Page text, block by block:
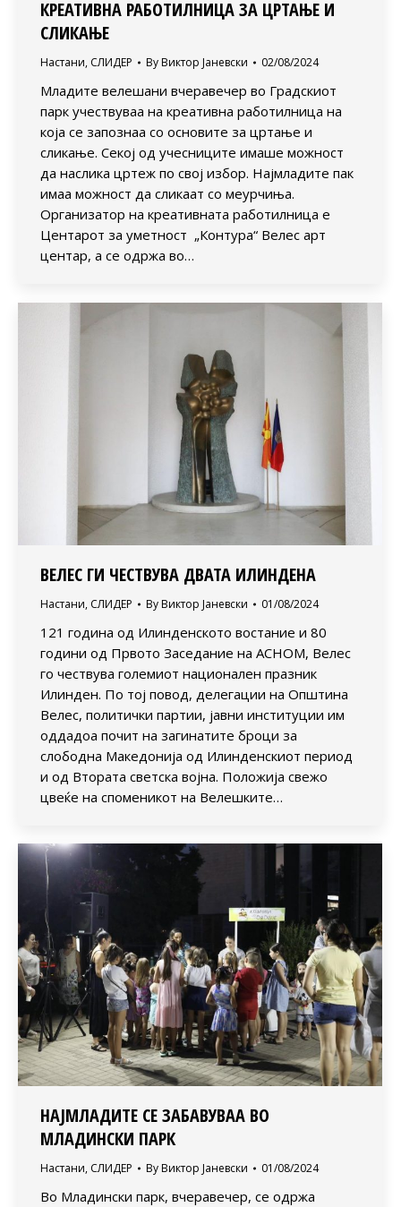
КРЕАТИВНА РАБОТИЛНИЦА ЗА ЦРТАЊЕ И
СЛИКАЊЕ
Настани, СЛИДЕР By Виктор Јаневски 02/08/2024
Младите велешани вчеравечер во Градскиот
парк учествуваа на креативна работилница на
која се запознаа со основите за цртање и
сликање. Секој од учесниците имаше можност
да наслика цртеж по свој избор. Најмладите пак
имаа можност да сликаат со меурчиња.
Организатор на креативната работилница е
Центарот за уметност „Контура“ Велес арт
центар, а се одржа во…
ВЕЛЕС ГИ ЧЕСТВУВА ДВАТА ИЛИНДЕНА
Настани, СЛИДЕР By Виктор Јаневски 01/08/2024
121 година од Илинденското востание и 80
години од Првото Заседание на АСНОМ, Велес
го чествува големиот национален празник
Илинден. По тој повод, делегации на Општина
Велес, политички партии, јавни институции им
оддадоа почит на загинатите броци за
слободна Македонија од Илинденскиот период
и од Втората светска војна. Положија свежо
цвеќе на споменикот на Велешките…
НАЈМЛАДИТЕ СЕ ЗАБАВУВАА ВО
МЛАДИНСКИ ПАРК
Настани, СЛИДЕР By Виктор Јаневски 01/08/2024
Во Младински парк, вчеравечер, се одржа